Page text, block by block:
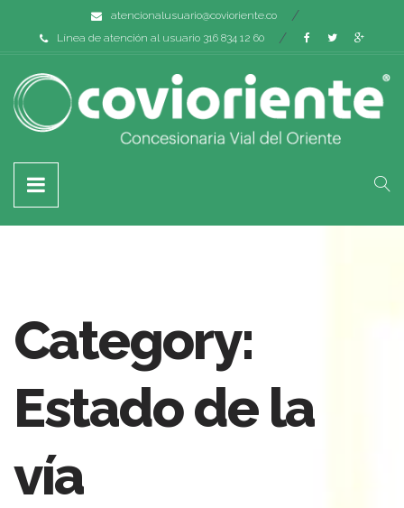
atencionalusuario@covioriente.co
Línea de atención al usuario 316 834 12 60
Category:
Estado de la
vía